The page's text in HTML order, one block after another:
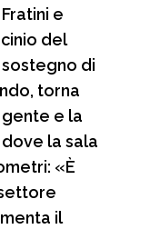
e
del
di
torna
e la
la sala
«È
il